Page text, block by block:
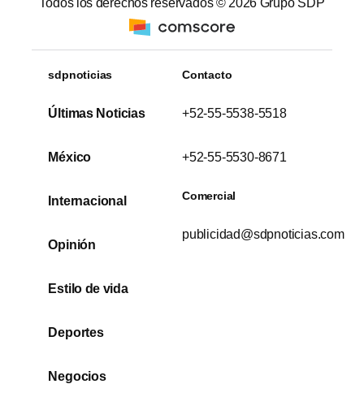
sdpnoticias
Últimas Noticias
México
Internacional
Opinión
Estilo de vida
Deportes
Negocios
Contacto
+52-55-5538-5518
+52-55-5530-8671
Comercial
publicidad@sdpnoticias.com